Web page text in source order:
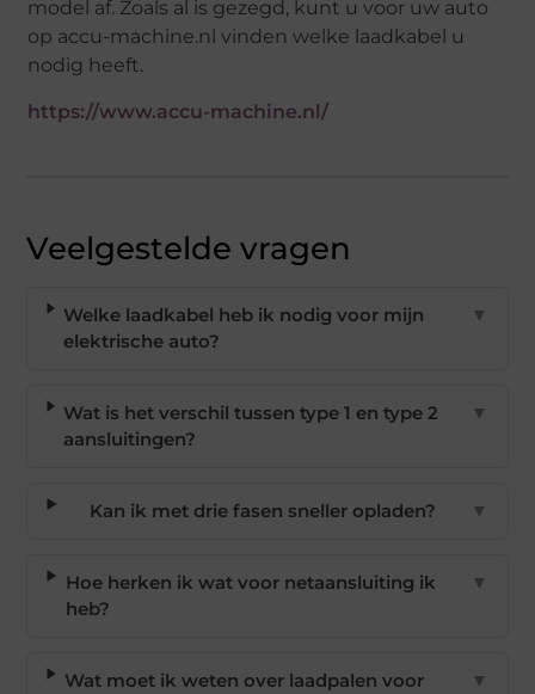
model af. Zoals al is gezegd, kunt u voor uw auto
op accu-machine.nl vinden welke laadkabel u
nodig heeft.
https://www.accu-machine.nl/
Veelgestelde vragen
Welke laadkabel heb ik nodig voor mijn
elektrische auto?
▼
Wat is het verschil tussen type 1 en type 2
aansluitingen?
▼
Kan ik met drie fasen sneller opladen? ▼
Hoe herken ik wat voor netaansluiting ik
heb?
▼
Wat moet ik weten over laadpalen voor
▼